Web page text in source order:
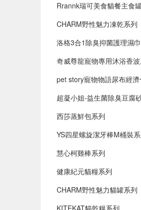
Rrannk瑞可美食貓餐主食
CHARM野性魅力凍乾系列
洛格3合1除臭抑菌護理濕
奇威尊龍寵物專用沐浴香
pet story寵物物語尿布經濟
超凝小姐-益生菌除臭豆腐
西莎蒸鮮包系列
YS四星螺旋潔牙棒M桶裝
慧心柯雞棒系列
健康紀元貓糧系列
CHARM野性魅力貓罐系列
KITEKAT貓乾糧系列